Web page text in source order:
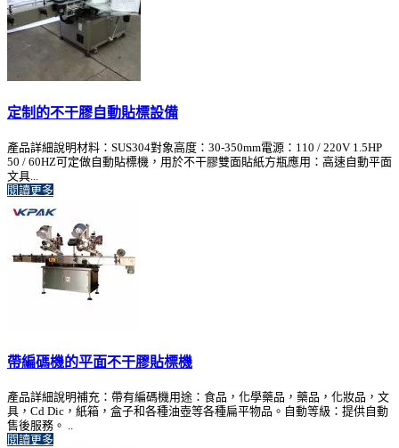
定制的不干膠自動貼標設備
產品詳細說明材料：SUS304對象高度：30-350mm電源：110 / 220V 1.5HP
50 / 60HZ可定做自動貼標機，用於不干膠雙面貼紙方瓶應用：高速自動平面
文具...
閱讀更多
帶編碼機的平面不干膠貼標機
產品詳細說明補充：帶有編碼機用途：食品，化學藥品，藥品，化妝品，文
具，Cd Dic，紙箱，盒子和各種油壺等各種扁平物品。自動等級：提供自動
售後服務。 ..
閱讀更多